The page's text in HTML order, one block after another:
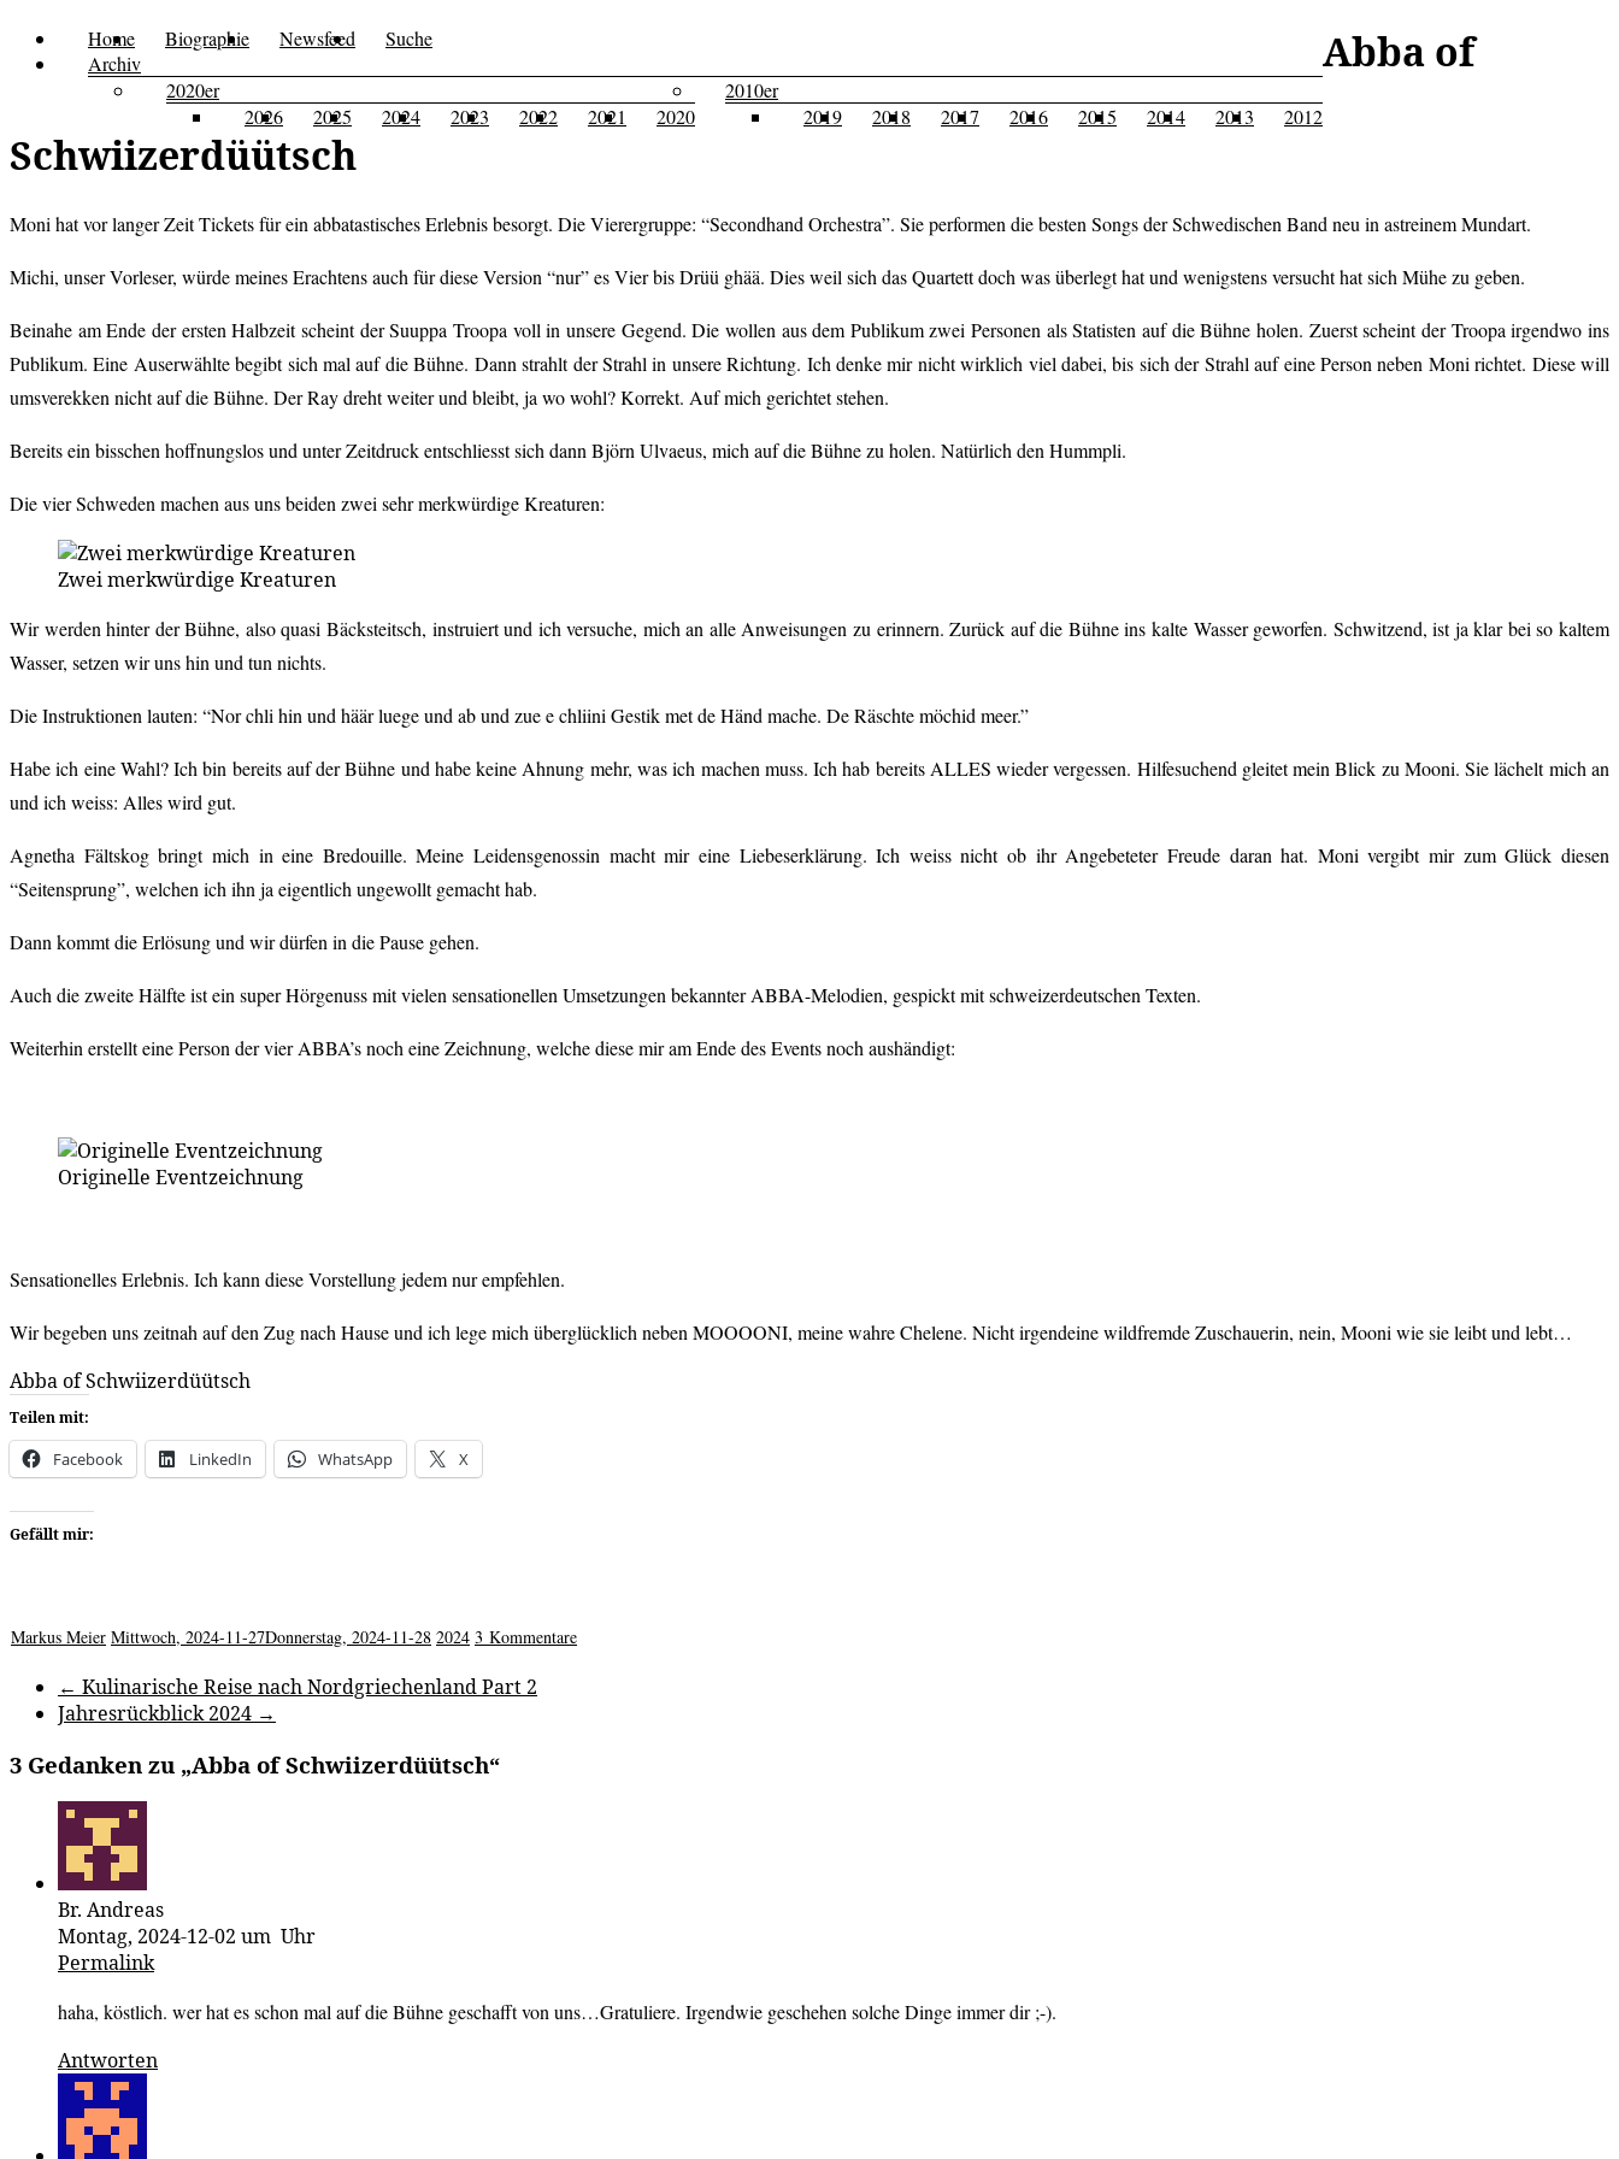
Zum
Inhalt
Kusi's
Tagebuch
Carpe
Menü Home Biographie Newsfeed
Suche
Archiv
2020er
2026
2025 2024 2023 2022 2021 2020
2010er
2019
2018 2017 2016 2015 2014 2013 2012
Abba of
Schwiizerdüütsch
Moni hat vor langer Zeit Tickets für ein abbatastisches Erlebnis besorgt. Die Vierergruppe: “Secondhand Orchestra”. Sie performen die besten Songs der Schwedischen Band neu in astreinem Mundart.
Michi, unser Vorleser, würde meines Erachtens auch für diese Version “nur” es Vier bis Drüü ghää. Dies weil sich das Quartett doch was überlegt hat und wenigstens versucht hat sich Mühe zu geben.
Beinahe am Ende der ersten Halbzeit scheint der Suuppa Troopa voll in unsere Gegend. Die wollen aus dem Publikum zwei Personen als Statisten auf die Bühne holen. Zuerst scheint der Troopa irgendwo ins
Publikum. Eine Auserwählte begibt sich mal auf die Bühne. Dann strahlt der Strahl in unsere Richtung. Ich denke mir nicht wirklich viel dabei, bis sich der Strahl auf eine Person neben Moni richtet. Diese will
umsverekken nicht auf die Bühne. Der Ray dreht weiter und bleibt, ja wo wohl? Korrekt. Auf mich gerichtet stehen.
Bereits ein bisschen hoffnungslos und unter Zeitdruck entschliesst sich dann Björn Ulvaeus, mich auf die Bühne zu holen. Natürlich den Hummpli.
Die vier Schweden machen aus uns beiden zwei sehr merkwürdige Kreaturen:
Zwei merkwürdige Kreaturen
Wir werden hinter der Bühne, also quasi Bäcksteitsch, instruiert und ich versuche, mich an alle Anweisungen zu erinnern. Zurück auf die Bühne ins kalte Wasser geworfen. Schwitzend, ist ja klar bei so kaltem
Wasser, setzen wir uns hin und tun nichts.
Die Instruktionen lauten: “Nor chli hin und häär luege und ab und zue e chliini Gestik met de Händ mache. De Räschte möchid meer.”
Habe ich eine Wahl? Ich bin bereits auf der Bühne und habe keine Ahnung mehr, was ich machen muss. Ich hab bereits ALLES wieder vergessen. Hilfesuchend gleitet mein Blick zu Mooni. Sie lächelt mich an
und ich weiss: Alles wird gut.
Agnetha Fältskog bringt mich in eine Bredouille. Meine Leidensgenossin macht mir eine Liebeserklärung. Ich weiss nicht ob ihr Angebeteter Freude daran hat. Moni vergibt mir zum Glück diesen
“Seitensprung”, welchen ich ihn ja eigentlich ungewollt gemacht hab.
Dann kommt die Erlösung und wir dürfen in die Pause gehen.
Auch die zweite Hälfte ist ein super Hörgenuss mit vielen sensationellen Umsetzungen bekannter ABBA-Melodien, gespickt mit schweizerdeutschen Texten.
Weiterhin erstellt eine Person der vier ABBA’s noch eine Zeichnung, welche diese mir am Ende des Events noch aushändigt:
Originelle Eventzeichnung
Sensationelles Erlebnis. Ich kann diese Vorstellung jedem nur empfehlen.
Wir begeben uns zeitnah auf den Zug nach Hause und ich lege mich überglücklich neben MOOOONI, meine wahre Chelene. Nicht irgendeine wildfremde Zuschauerin, nein, Mooni wie sie leibt und lebt…
Abba of Schwiizerdüütsch
Teilen mit:
Facebook LinkedIn WhatsApp X
Gefällt mir:
Markus Meier Mittwoch, 2024-11-27Donnerstag, 2024-11-28 2024 3 Kommentare
← Kulinarische Reise nach Nordgriechenland Part 2
Jahresrückblick 2024 →
3 Gedanken zu „Abba of Schwiizerdüütsch“
Br. Andreas
Montag, 2024-12-02 um Uhr
Permalink
haha, köstlich. wer hat es schon mal auf die Bühne geschafft von uns…Gratuliere. Irgendwie geschehen solche Dinge immer dir ;-).
Antworten